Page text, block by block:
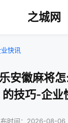
之城网
快讯
安徽麻将
的技巧-企业
时间：2026-08-06